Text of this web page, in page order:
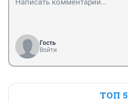
Гость
Войти
ТОП 5